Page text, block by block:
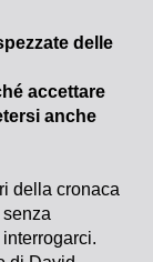
delle
accettare
anche
della cronaca